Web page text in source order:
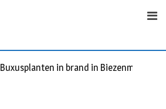
Buxusplanten in brand in Biezenmortel,